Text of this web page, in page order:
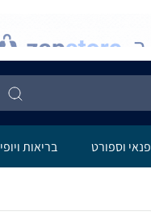
פנאי וספורט בריאות ויופי